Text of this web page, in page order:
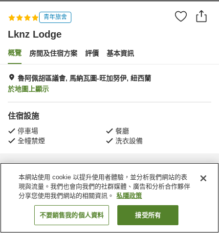
青年旅舍
Lknz Lodge
概覽 房間及住宿方案 評價 基本資訊
魯阿佩胡區議會, 馬納瓦圖-旺加努伊, 紐西蘭
於地圖上顯示
住宿設施
停車場
餐廳
全幢禁煙
洗衣設備
主頁 紐西蘭 馬納瓦圖-旺加努伊 魯阿佩胡區議會 Lknz Lodge
找客房
本網站使用 cookie 以提升使用者體驗，並分析我們網站的表
現與流量。我們也會向我們的社群媒體、廣告和分析合作夥伴
分享您使用我們網站的相關資訊。
私隱政策
不要銷售我的個人資料 接受所有